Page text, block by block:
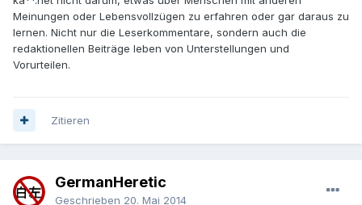
Meinungen oder Lebensvollzügen zu erfahren oder gar daraus zu
lernen. Nicht nur die Leserkommentare, sondern auch die
redaktionellen Beiträge leben von Unterstellungen und
Vorurteilen.
Zitieren
GermanHeretic
Geschrieben 20. Mai 2014